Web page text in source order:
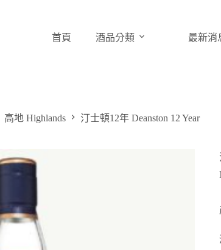
首頁 酒品分類 最新消
高地 Highlands 汀士頓12年 Deanston 12 Year